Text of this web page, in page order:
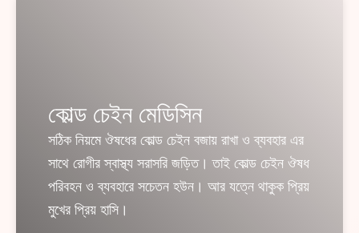
কোল্ড চেইন মেডিসিন
সঠিক নিয়মে ঔষধের কোল্ড চেইন বজায় রাখা ও ব্যবহার এর
সাথে রোগীর স্বাস্থ্য সরাসরি জড়িত। তাই কোল্ড চেইন ঔষধ
পরিবহন ও ব্যবহারে সচেতন হউন। আর যত্নে থাকুক প্রিয়
মুখের প্রিয় হাসি।